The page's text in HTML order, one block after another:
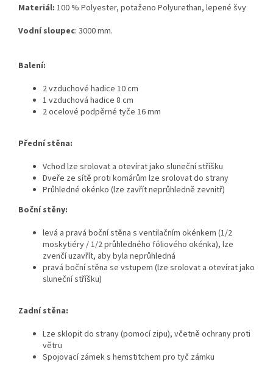
Materiál: 100 % Polyester, potaženo Polyurethan, lepené švy
Vodní sloupec: 3000 mm.
Balení:
2 vzduchové hadice 10 cm
1 vzduchová hadice 8 cm
2 ocelové podpěrné tyče 16 mm
Přední stěna:
Vchod lze srolovat a otevírat jako sluneční stříšku
Dveře ze sítě proti komárům lze srolovat do strany
Průhledné okénko (lze zavřít neprůhledně zevnitř)
Boční stěny:
levá a pravá boční stěna s ventilačním okénkem (1/2
moskytiéry / 1/2 průhledného fóliového okénka), lze
zvenčí uzavřít, aby byla neprůhledná
pravá boční stěna se vstupem (lze srolovat a otevírat jako
sluneční stříšku)
Zadní stěna:
Lze sklopit do strany (pomocí zipu), včetně ochrany proti
větru
Spojovací zámek s hemstitchem pro tyč zámku